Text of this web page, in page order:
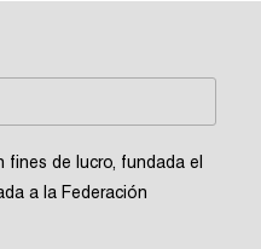
fines de lucro, fundada el
a la Federación